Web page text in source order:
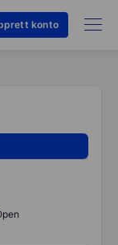
konto